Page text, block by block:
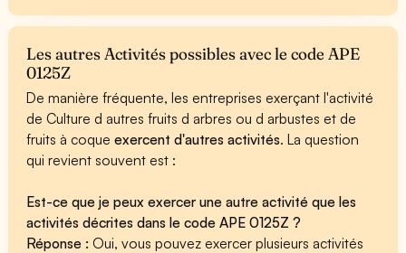
Les autres Activités possibles avec le code APE
0125Z
De manière fréquente, les entreprises exerçant l'activité
de Culture d autres fruits d arbres ou d arbustes et de
fruits à coqueexercent d'autres activités. La question
qui revient souvent est :
Est-ce que je peux exercer une autre activité que les
activités décrites dans le code APE 0125Z ?
Réponse :Oui, vous pouvez exercer plusieurs activités